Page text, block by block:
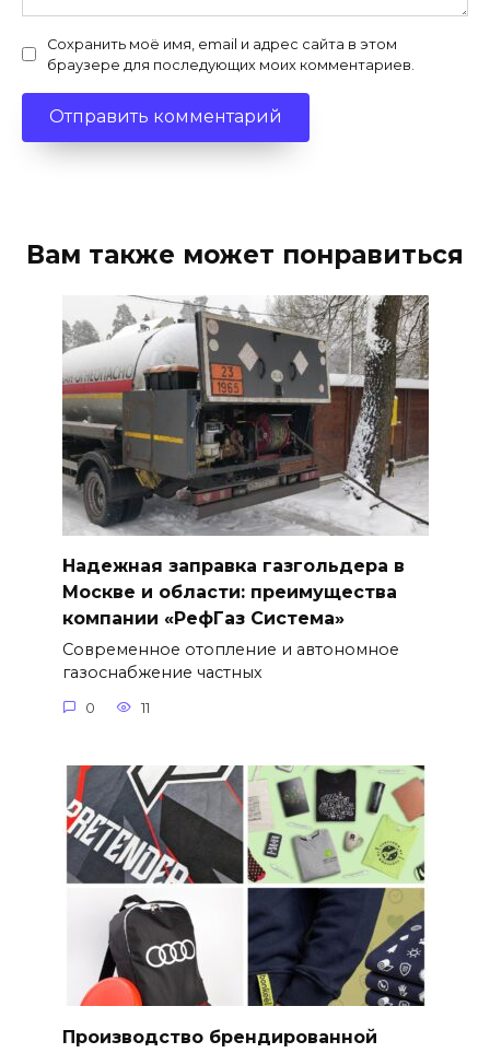
Сохранить моё имя, email и адрес сайта в этом
браузере для последующих моих комментариев.
Вам также может понравиться
Надежная заправка газгольдера в
Москве и области: преимущества
компании «РефГаз Система»
Современное отопление и автономное
газоснабжение частных
0 11
Производство брендированной